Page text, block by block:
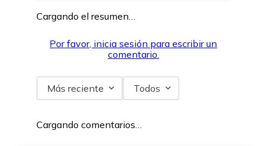
Cargando el resumen…
Por favor, inicia sesión para escribir un
comentario.
Más reciente Todos
Cargando comentarios…